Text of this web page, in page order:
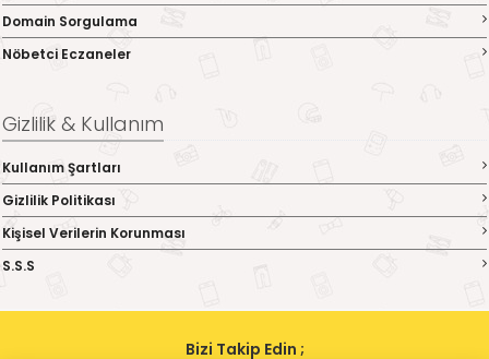
Domain Sorgulama
Nöbetci Eczaneler
Gizlilik & Kullanım
Kullanım Şartları
Gizlilik Politikası
Kişisel Verilerin Korunması
S.S.S
Bizi Takip Edin ;